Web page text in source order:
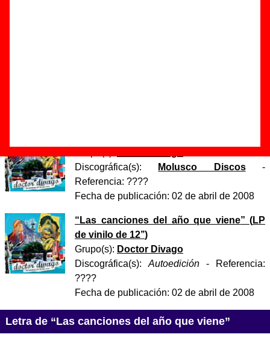
Discográfica(s):
Molusco Discos-
Referencia: ????
Fecha de publicación: 02 de abril de 2008
“ Las canciones del año que viene” (LP
de vinilo de 12’’)
Grupo(s): Doctor Divago
Discográfica(s): Autoedición - Referencia:
????
Fecha de publicación: 02 de abril de 2008
Letra de “Las canciones del año que viene”